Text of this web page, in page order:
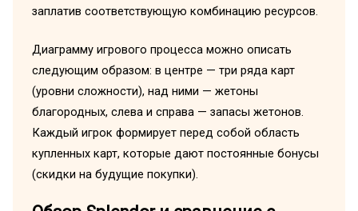
заплатив соответствующую комбинацию ресурсов.
Диаграмму игрового процесса можно описать
следующим образом: в центре — три ряда карт
(уровни сложности), над ними — жетоны
благородных, слева и справа — запасы жетонов.
Каждый игрок формирует перед собой область
купленных карт, которые дают постоянные бонусы
(скидки на будущие покупки).